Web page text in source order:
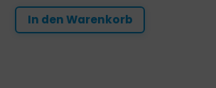
In den Warenkorb